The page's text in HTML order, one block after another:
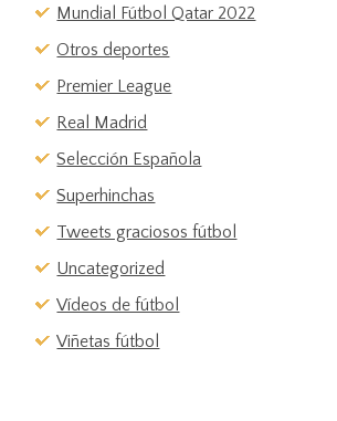
Mundial Fútbol Qatar 2022
Otros deportes
Premier League
Real Madrid
Selección Española
Superhinchas
Tweets graciosos fútbol
Uncategorized
Vídeos de fútbol
Viñetas fútbol